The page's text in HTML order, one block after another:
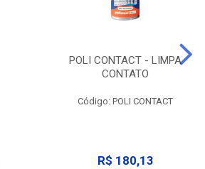
POLI CONTACT - LIMPA
CONTATO
Código: POLI CONTACT
R$ 180,13